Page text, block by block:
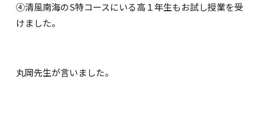
④清風南海のS特コースにいる高１年生もお試し授業を受
けました。
丸岡先生が言いました。